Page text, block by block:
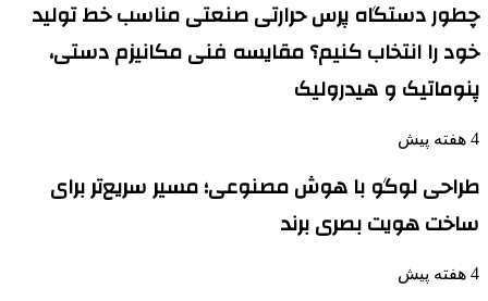
چطور دستگاه پرس حرارتی صنعتی مناسب خط تولید
خود را انتخاب کنیم؟ مقایسه فنی مکانیزم دستی،
پنوماتیک و هیدرولیک
4 هفته پیش
طراحی لوگو با هوش مصنوعی؛ مسیر سریع‌تر برای
ساخت هویت بصری برند
4 هفته پیش